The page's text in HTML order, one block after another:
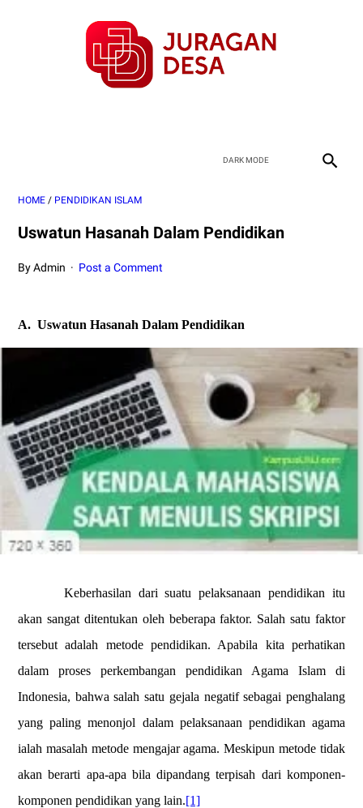
HOME / PENDIDIKAN ISLAM
Uswatun Hasanah Dalam Pendidikan
By Admin Post a Comment
A. Uswatun Hasanah Dalam Pendidikan
Keberhasilan dari suatu pelaksanaan pendidikan itu
akan sangat ditentukan oleh beberapa faktor. Salah satu faktor
tersebut adalah metode pendidikan. Apabila kita perhatikan
dalam proses perkembangan pendidikan Agama Islam di
Indonesia, bahwa salah satu gejala negatif sebagai penghalang
yang paling menonjol dalam pelaksanaan pendidikan agama
ialah masalah metode mengajar agama. Meskipun metode tidak
akan berarti apa-apa bila dipandang terpisah dari komponen-
komponen pendidikan yang lain.[1]